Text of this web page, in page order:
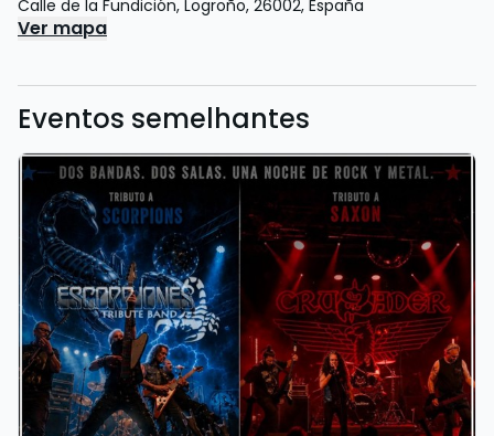
Calle de la Fundición, Logroño, 26002, España
Ver mapa
Eventos semelhantes